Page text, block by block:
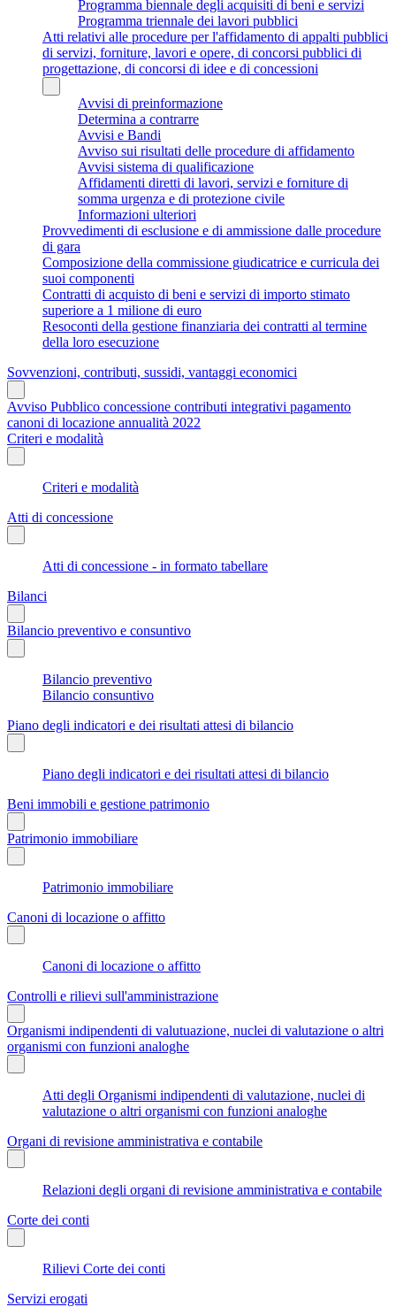
Programma biennale degli acquisiti di beni e servizi
Programma triennale dei lavori pubblici
Atti relativi alle procedure per l'affidamento di appalti pubblici
di servizi, forniture, lavori e opere, di concorsi pubblici di
progettazione, di concorsi di idee e di concessioni
Avvisi di preinformazione
Determina a contrarre
Avvisi e Bandi
Avviso sui risultati delle procedure di affidamento
Avvisi sistema di qualificazione
Affidamenti diretti di lavori, servizi e forniture di
somma urgenza e di protezione civile
Informazioni ulteriori
Provvedimenti di esclusione e di ammissione dalle procedure
di gara
Composizione della commissione giudicatrice e curricula dei
suoi componenti
Contratti di acquisto di beni e servizi di importo stimato
superiore a 1 milione di euro
Resoconti della gestione finanziaria dei contratti al termine
della loro esecuzione
Sovvenzioni, contributi, sussidi, vantaggi economici
Avviso Pubblico concessione contributi integrativi pagamento
canoni di locazione annualità 2022
Criteri e modalità
Criteri e modalità
Atti di concessione
Atti di concessione - in formato tabellare
Bilanci
Bilancio preventivo e consuntivo
Bilancio preventivo
Bilancio consuntivo
Piano degli indicatori e dei risultati attesi di bilancio
Piano degli indicatori e dei risultati attesi di bilancio
Beni immobili e gestione patrimonio
Patrimonio immobiliare
Patrimonio immobiliare
Canoni di locazione o affitto
Canoni di locazione o affitto
Controlli e rilievi sull'amministrazione
Organismi indipendenti di valutuazione, nuclei di valutazione o altri
organismi con funzioni analoghe
Atti degli Organismi indipendenti di valutazione, nuclei di
valutazione o altri organismi con funzioni analoghe
Organi di revisione amministrativa e contabile
Relazioni degli organi di revisione amministrativa e contabile
Corte dei conti
Rilievi Corte dei conti
Servizi erogati